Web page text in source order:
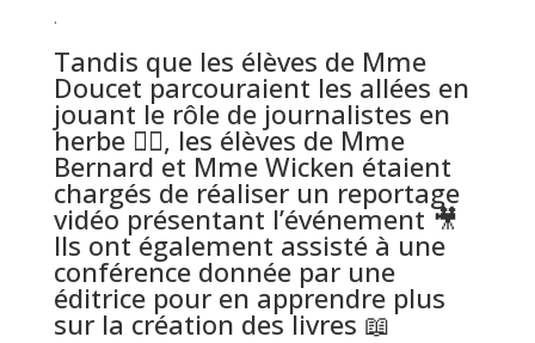
.
Tandis que les élèves de Mme
Doucet parcouraient les allées en
jouant le rôle de journalistes en
herbe 🕵️‍♂️, les élèves de Mme
Bernard et Mme Wicken étaient
chargés de réaliser un reportage
vidéo présentant l’événement 🎥
Ils ont également assisté à une
conférence donnée par une
éditrice pour en apprendre plus
sur la création des livres 📖